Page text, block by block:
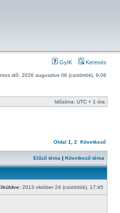
GyIK Keresés
idő: 2026 augusztus 06 (csütörtök), 9:06
Időzóna: UTC + 1 óra
Oldal 1 2 Következő
Előző téma | Következő téma
2013 október 24 (csütörtök), 17:45